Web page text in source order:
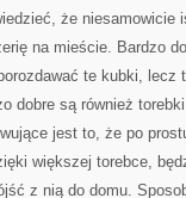
że niesamowicie
na mieście. Bardzo
te kubki, lecz
dobre są również
jest to, że po
większej torebce,
z nią do domu.